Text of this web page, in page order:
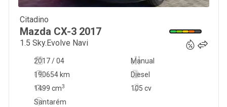
Citadino
Mazda CX-3 2017
1.5 Sky.Evolve Navi
2017 / 04
Manual
190654 km
105 cv
Diesel
1499 cm3
Santarém